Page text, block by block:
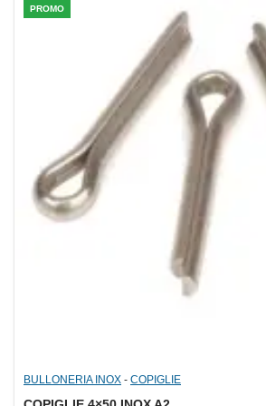
PROMO
BULLONERIA INOX - COPIGLIE